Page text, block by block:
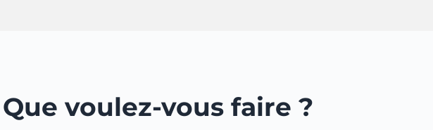
Que voulez-vous faire ?